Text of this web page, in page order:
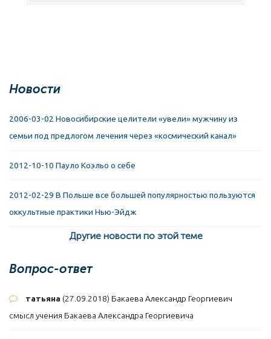
Новости
2006-03-02 Новосибирские целители «увели» мужчину из
семьи под предлогом лечения через «космический канал»
2012-10-10 Пауло Коэльо о себе
2012-02-29 В Польше все большей популярностью пользуются
оккультные практики Нью-Эйдж
Другие новости по этой теме
Вопрос-ответ
татьяна (27.09.2018) Бакаева Александр Георгиевич
смысл учения Бакаева Александра Георгиевича